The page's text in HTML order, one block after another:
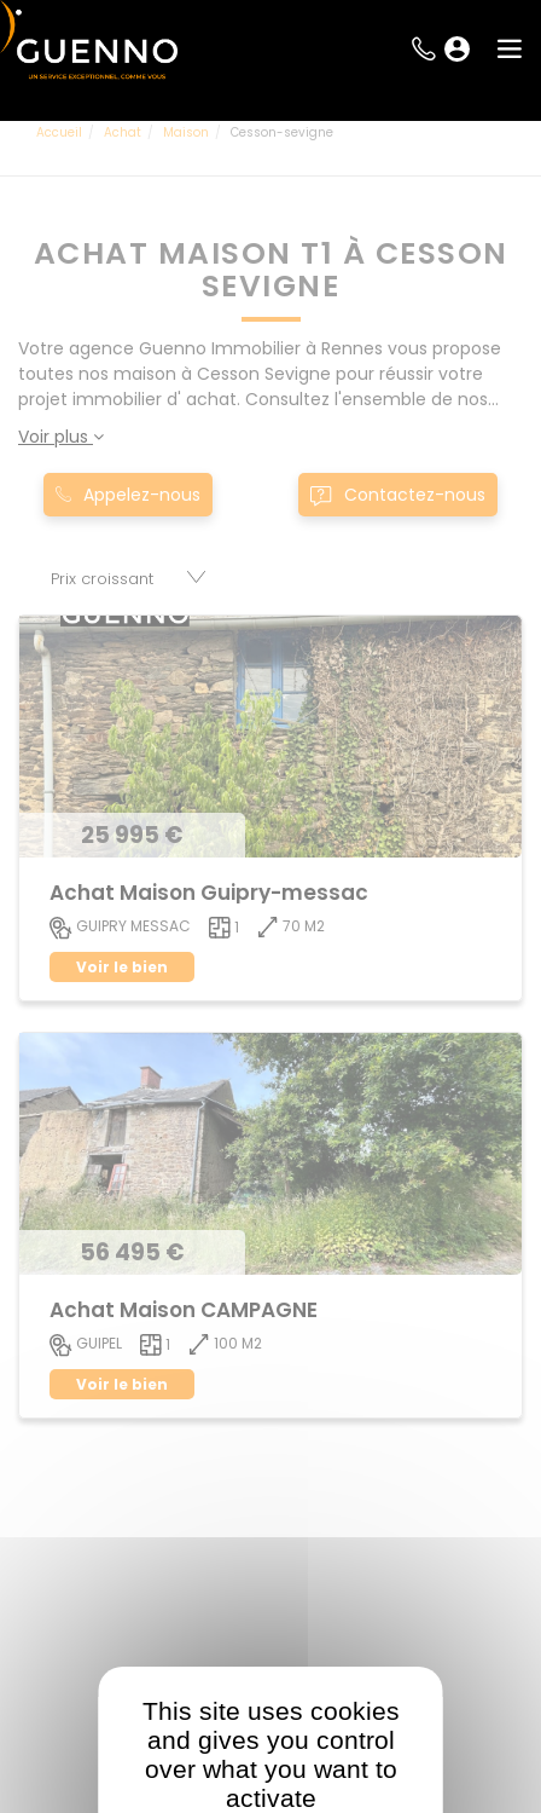
Accueil Achat Maison Cesson-sevigne
ACHAT MAISON T1 À CESSON
SEVIGNE
Votre agence Guenno Immobilier à Rennes vous propose
toutes nos maison à Cesson Sevigne pour réussir votre
projet immobilier d' achat. Consultez l'ensemble de nos
offres à Rennes mais également aux alentours : Le Rheu,
Pacé, Montgermont... Nos maison T1 à Cesson Sevigne sont
proposés au meilleur prix du marché pour permettre au
plus grand nombre de réussir son projet immobilier. Nous
terrains et murs.
Voir plus
Appelez-nous Contactez-nous
25 995 €
Achat Maison Guipry-messac
GUIPRY MESSAC 1
70 M2
Voir le bien
56 495 €
Achat Maison CAMPAGNE
GUIPEL 1
100 M2
Voir le bien
This site uses cookies
and gives you control
over what you want to
activate